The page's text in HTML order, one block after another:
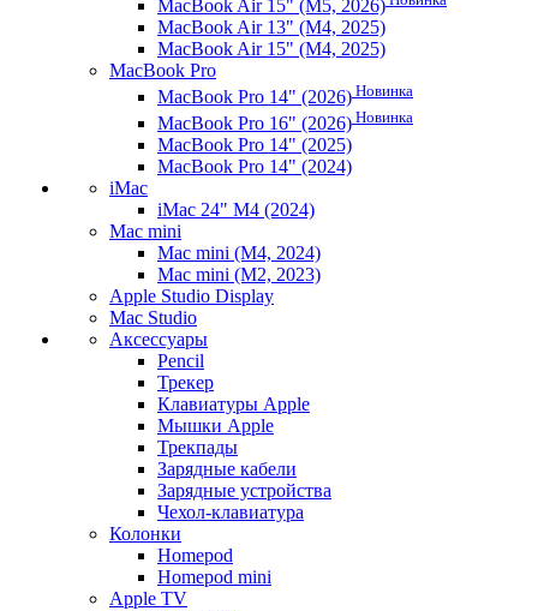
MacBook Air 15" (M5, 2026)
MacBook Air 13" (M4, 2025)
MacBook Air 15" (M4, 2025)
MacBook Pro
MacBook Pro 14" (2026) Новинка
MacBook Pro 16" (2026) Новинка
MacBook Pro 14" (2025)
MacBook Pro 14" (2024)
iMac
iMac 24" M4 (2024)
Mac mini
Mac mini (M4, 2024)
Mac mini (M2, 2023)
Apple Studio Display
Mac Studio
Аксессуары
Pencil
Трекер
Клавиатуры Apple
Мышки Apple
Трекпады
Зарядные кабели
Зарядные устройства
Чехол-клавиатура
Колонки
Homepod
Homepod mini
Apple TV